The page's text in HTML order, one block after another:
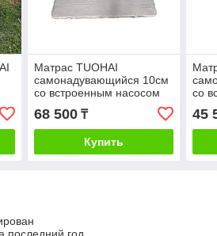
Матрас TUOHAI
самонадувающийся 10см
со встроенным насосом
двухместный
68 500₸
Купить
со
45